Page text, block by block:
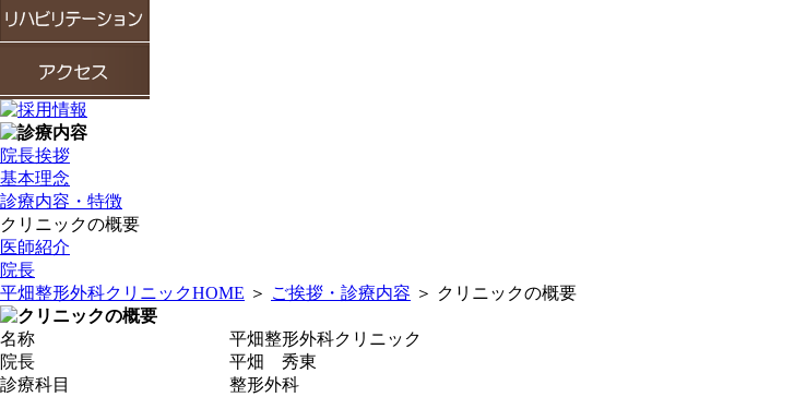
院長挨拶
基本理念
診療内容・特徴
クリニックの概要
医師紹介
院長
平畑整形外科クリニックHOME ＞ ご挨拶・診療内容 ＞ クリニックの概要
名称
平畑整形外科クリニック
院長
平畑 秀東
診療科目
整形外科